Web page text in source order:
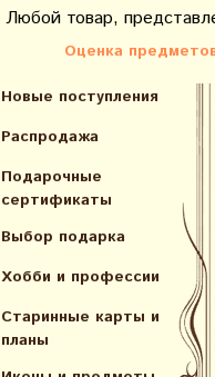
Любой товар,
Оценка
Новые поступления
Распродажа
Подарочные
сертификаты
Выбор подарка
Хобби и профессии
Старинные карты и
планы